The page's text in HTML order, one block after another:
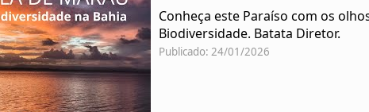
Conheça este Paraíso com os
Biodiversidade. Batata Diretor.
Publicado: 24/01/2026